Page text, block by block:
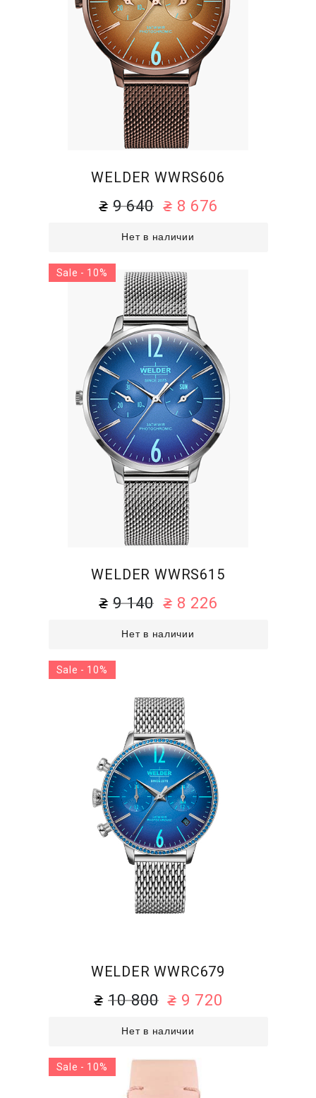
WELDER WWRS606
9 640 8 676
Нет в наличии
WELDER WWRS615
9 140 8 226
Нет в наличии
Sale - 10%
WELDER WWRC679
10 800 9 720
Нет в наличии
Sale - 10%
Sale - 10%